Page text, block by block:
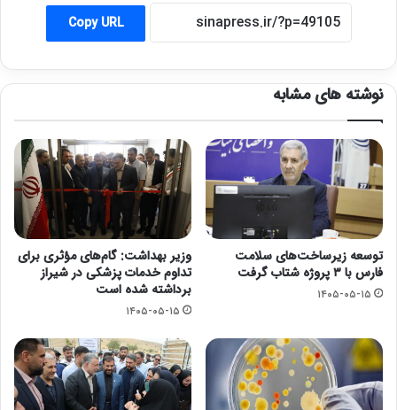
Copy URL
نوشته های مشابه
توسعه زیرساخت‌های سلامت
فارس با ۳ پروژه شتاب گرفت
۱۴۰۵-۰۵-۱۵
وزیر بهداشت: گام‌های مؤثری برای
تداوم خدمات پزشکی در شیراز
برداشته شده است
۱۴۰۵-۰۵-۱۵